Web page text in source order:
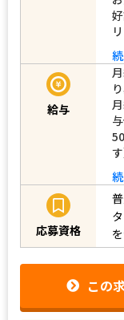
給与
応募資格
この